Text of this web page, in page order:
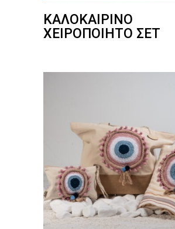
ΚΑΛΟΚΑΙΡΙΝΌ
ΧΕΙΡΟΠΟΊΗΤΟ ΣΕΤ